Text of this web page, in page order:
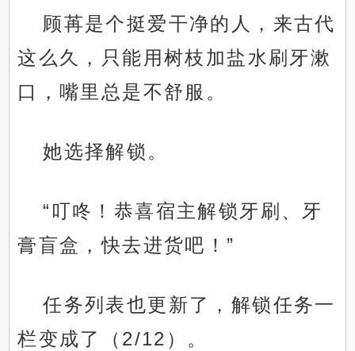
顾苒是个挺爱干净的人，来古代
这么久，只能用树枝加盐水刷牙漱
口，嘴里总是不舒服。
她选择解锁。
“叮咚！恭喜宿主解锁牙刷、牙
膏盲盒，快去进货吧！”
任务列表也更新了，解锁任务一
栏变成了（2/12）。